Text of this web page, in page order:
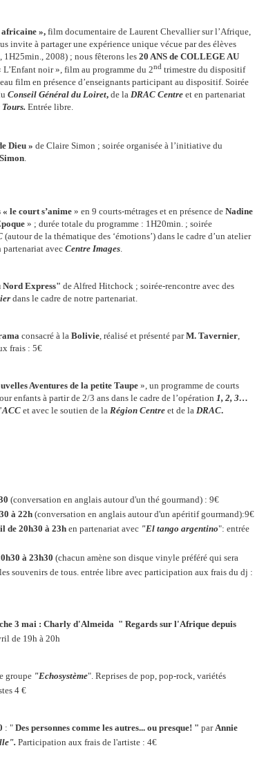
», film documentaire de Laurent Chevallier sur l’Afrique,
invite à partager une expérience unique vécue par des élèves
1H25min., 2008) ; nous fêterons les 20 ANS de COLLEGE AU
noir », film au programme du 2nd trimestre du dispositif
film en présence d’enseignants participant au dispositif. Soirée
Conseil Général du Loiret, de la DRAC Centre et en partenariat
Entrée libre.
Dieu » de Claire Simon ; soirée organisée à l’initiative du
.
le court s’anime» en 9 courts-métrages et en présence de Nadine
» ; durée totale du programme : 1H20min. ; soirée
(autour de la thématique des ‘émotions’) dans le cadre d’un atelier
partenariat avecCentre Images.
Express" de Alfred Hitchock ; soirée-rencontre avec des
dans le cadre de notre partenariat.
consacré à la Bolivie, réalisé et présenté parM. Tavernier,
frais : 5€
Aventures de la petite Taupe », un programme de courts
enfants à partir de 2/3 ans dans le cadre de l’opération 1, 2, 3…
ACC et avec le soutien de la Région Centre et de la DRAC.
(conversation en anglais autour d'un thé gourmand) : 9€
à 22h (conversation en anglais autour d'un apéritif gourmand):9€
de 20h30 à 23hen partenariat avec "El tango argentino": entrée
à 23h30 (chacun amène son disque vinyle préféré qui sera
souvenirs de tous. entrée libre avec participation aux frais du dj :
3 mai : Charly d'Almeida " Regards sur l'Afrique depuis
de 19h à 20h
groupe "Echosystème". Reprises de pop, pop-rock, variétés
4 €
: " Des personnes comme les autres... ou presque! " parAnnie
Participation aux frais de l'artiste : 4€